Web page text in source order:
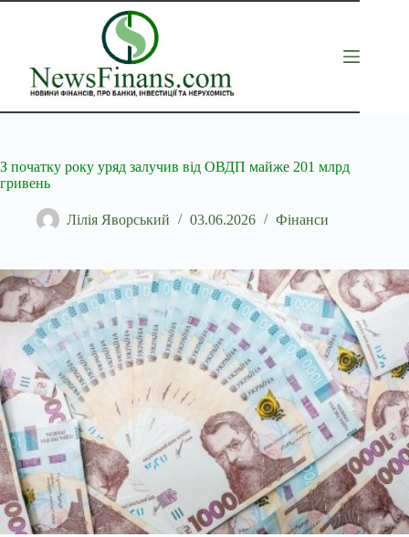
Перейти
З початку року уряд залучив від ОВДП майже 201 млрд
гривень
Лілія Яворський 03.06.2026 Фінанси